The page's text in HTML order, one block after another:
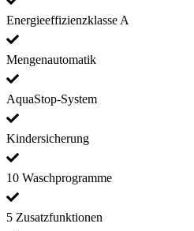
Energieeffizienzklasse A
Mengenautomatik
AquaStop-System
Kindersicherung
10 Waschprogramme
5 Zusatzfunktionen